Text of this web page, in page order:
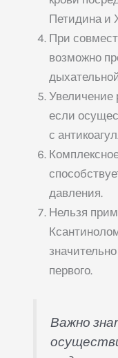
Петидина и
При
возможно
Увеличение
если
с
давления.
Нельзя
первого.
Важно